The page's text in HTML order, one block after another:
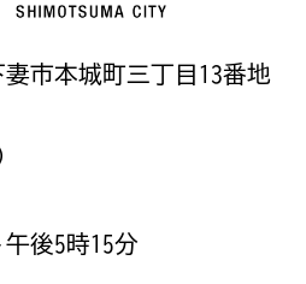
市本城町三丁目13番地
後5時15分